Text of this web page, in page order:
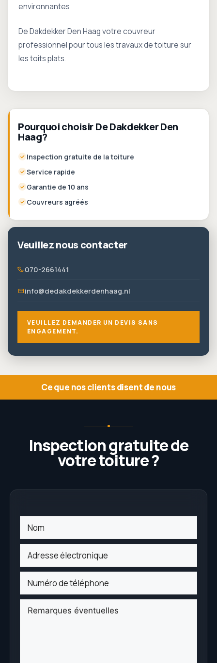
environnantes
De Dakdekker Den Haag votre couvreur
professionnel pour tous les travaux de toiture sur
les toits plats.
Pourquoi choisir De Dakdekker Den
Haag?
Inspection gratuite de la toiture
Service rapide
Garantie de 10 ans
Couvreurs agréés
Veuillez nous contacter
070-2661441
info@dedakdekkerdenhaag.nl
VEUILLEZ DEMANDER UN DEVIS SANS
ENGAGEMENT.
Ce que nos clients disent de nous
Inspection gratuite de
votre toiture ?
Sans
titre